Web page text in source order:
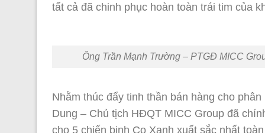
tất cả đã chinh phục hoàn toàn trái tim của
Ông Trần Mạnh Trường – PTGĐ MICC
Nhằm thúc đẩy tinh thần bán hàng cho
Dung – Chủ tịch HĐQT MICC Group đã
cho 5 chiến binh Cọ Xanh xuất sắc nhất